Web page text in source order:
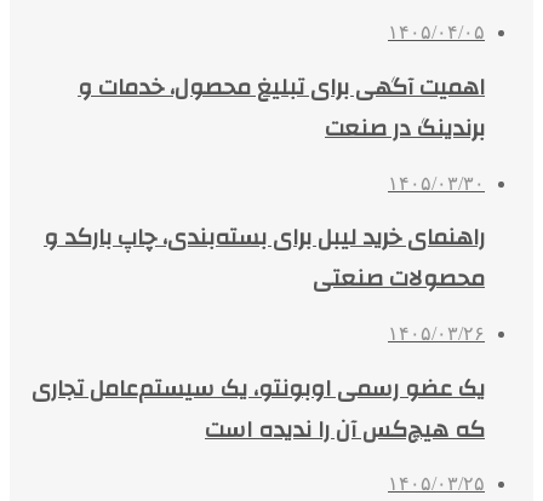
۱۴۰۵/۰۴/۰۵
اهمیت آگهی برای تبلیغ محصول، خدمات و
برندینگ در صنعت
۱۴۰۵/۰۳/۳۰
راهنمای خرید لیبل برای بسته‌بندی، چاپ بارکد و
محصولات صنعتی
۱۴۰۵/۰۳/۲۶
یک عضو رسمی اوبونتو، یک سیستم‌عامل تجاری
که هیچ‌کس آن را ندیده است
۱۴۰۵/۰۳/۲۵